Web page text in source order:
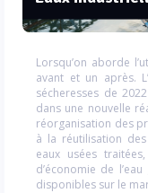
Lorsqu’on aborde
avant et un après.
sécheresses de
dans une nouvelle
réorganisation des
à la réutilisation
eaux usées
d’économie de
disponibles sur le